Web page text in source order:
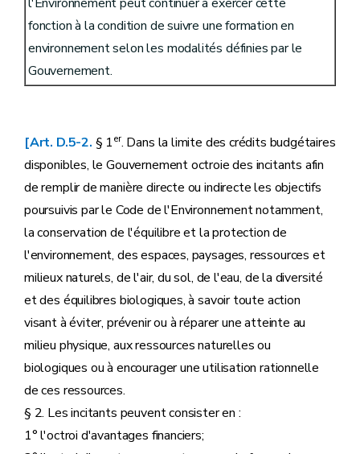
fonction à la condition de suivre une formation en
environnement selon les modalités définies par le
Gouvernement.
[Art. D.5-2. § 1er. Dans la limite des crédits budgétaires
disponibles, le Gouvernement octroie des incitants afin
de remplir de manière directe ou indirecte les objectifs
poursuivis par le Code de l'Environnement notamment,
la conservation de l'équilibre et la protection de
l'environnement, des espaces, paysages, ressources et
milieux naturels, de l'air, du sol, de l'eau, de la diversité
et des équilibres biologiques, à savoir toute action
visant à éviter, prévenir ou à réparer une atteinte au
milieu physique, aux ressources naturelles ou
biologiques ou à encourager une utilisation rationnelle
de ces ressources.
§ 2. Les incitants peuvent consister en :
1° l'octroi d'avantages financiers;